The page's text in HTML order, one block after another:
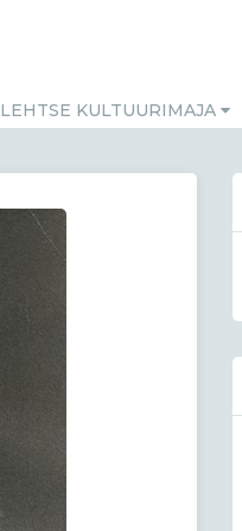
LEHTSE KULTUURIMAJA